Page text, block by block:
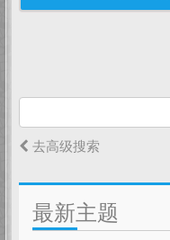
去高级搜索
最新主题